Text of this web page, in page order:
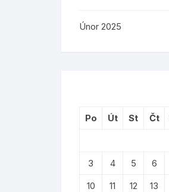
Únor 2025
Po Út St Čt
3
4 5 6
10
11 12 13